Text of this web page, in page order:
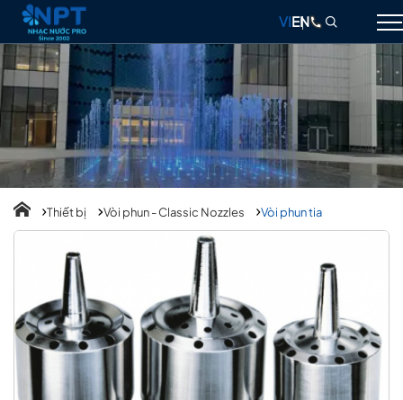
GIỚI THIỆU
NHẠC NƯỚC
ĐÀI PHUN NƯỚC
THIẾT BỊ
THIẾT KẾ & THI CÔNG
BLOG
LIÊN HỆ
VIEN
Thiết bị Vòi phun - Classic Nozzles Vòi phun tia